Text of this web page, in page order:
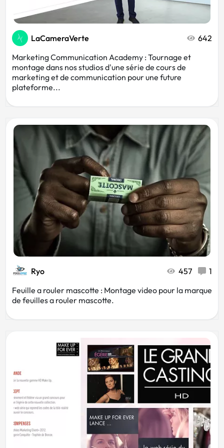
LaCameraVerte
642
Marketing Communication Academy : Tournage et
montage dans nos studios d'une série de cours de
marketing et de communication pour une future
plateforme...
Ryo 457
1
Feuille a rouler mascotte : Montage video pour la marque
de feuilles a rouler mascotte.